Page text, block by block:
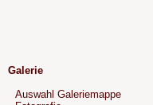
Galerie
Auswahl Galeriemappe